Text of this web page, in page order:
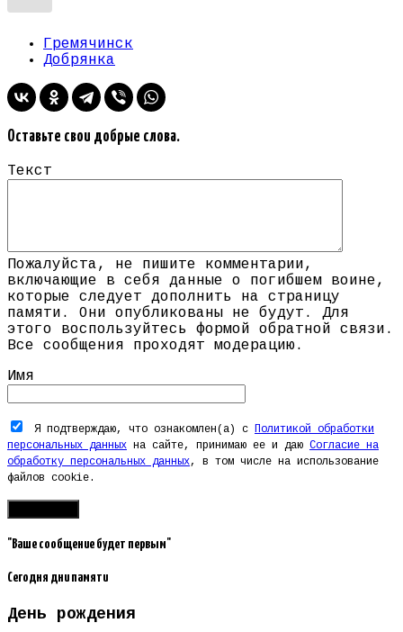
Гремячинск
Добрянка
Оставьте свои добрые слова.
Текст
Пожалуйста, не пишите комментарии,
включающие в себя данные о погибшем воине,
которые следует дополнить на страницу
памяти. Они опубликованы не будут. Для
этого воспользуйтесь формой обратной связи.
Все сообщения проходят модерацию.
Имя
Я подтверждаю, что ознакомлен(а) с
Политикой обработки
персональных данных на сайте, принимаю ее и даю Согласие на
обработку персональных данных, в том числе на использование
файлов cookie.
"Ваше сообщение будет первым"
Сегодня дни памяти
День рождения